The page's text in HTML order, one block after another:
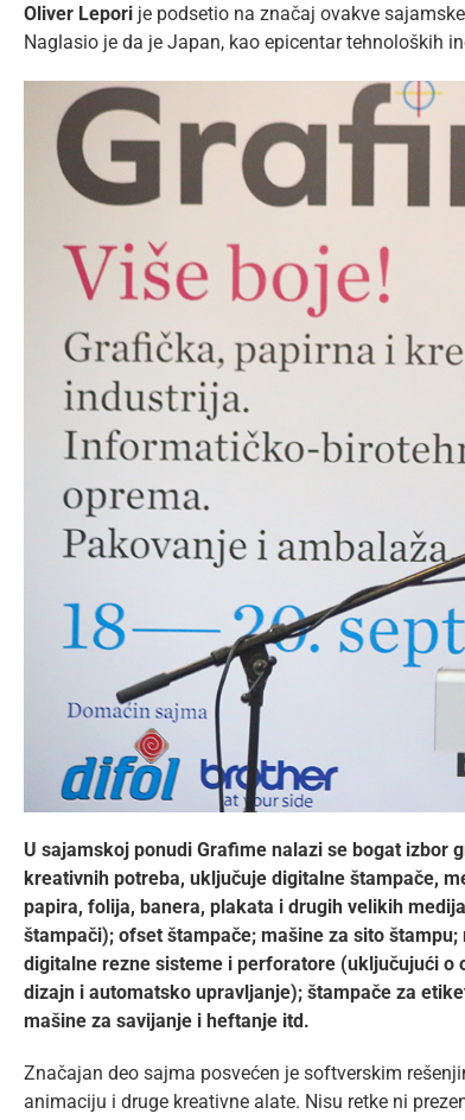
Oliver Lepori je podsetio na značaj ovakve
Naglasio je da je Japan, kao epicentar tehnoloških
U sajamskoj ponudi Grafime nalazi se bogat
kreativnih potreba, uključuje digitalne štampače,
papira, folija, banera, plakata i drugih velikih
štampači); ofset štampače; mašine za sito
digitalne rezne sisteme i perforatore (uključujući
dizajn i automatsko upravljanje); štampače za
mašine za savijanje i heftanje itd.
Značajan deo sajma posvećen je softverskim
animaciju i druge kreativne alate. Nisu retke ni